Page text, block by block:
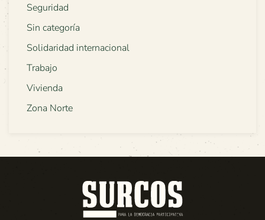
Seguridad
Sin categoría
Solidaridad internacional
Trabajo
Vivienda
Zona Norte